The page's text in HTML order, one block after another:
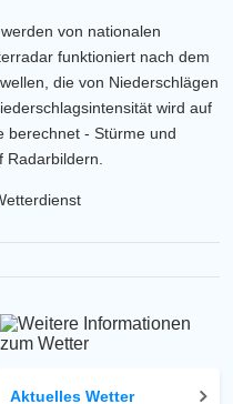
von nationalen
funktioniert nach dem
die von Niederschlägen
wird auf
berechnet - Stürme und
Aktuelles Wetter